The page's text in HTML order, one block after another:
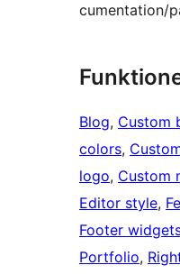
cumentation/
Blog, Custom
colors,
logo, Custom
Editor style,
Footer
Portfolio,